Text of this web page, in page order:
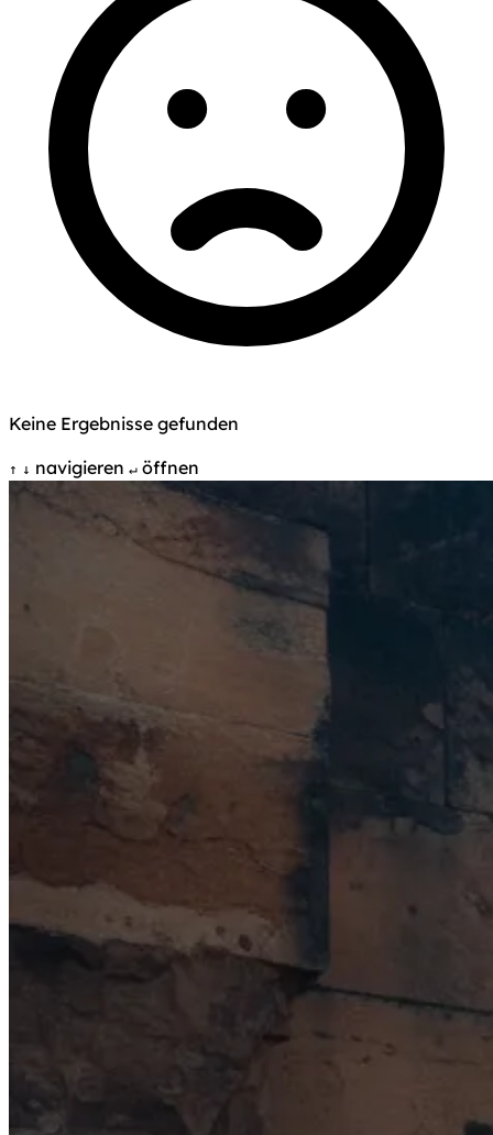
Keine Ergebnisse gefunden
↑ ↓ navigieren ↵ öffnen